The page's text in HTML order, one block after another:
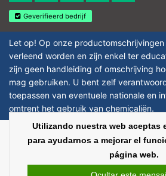
Geverifieerd bedrijf
Let op! Op onze
verleend worden en zijn enkel ter
zijn geen handleiding of omschrijving
mag gebruiken. U bent zelf
toepassen van eventuele nationale en
omtrent het gebruik van chemicaliën.
baratos - All rights reserved - Theme byInStijl
Utilizando nuestra web aceptas
para ayudarnos a mejorar el
página web.